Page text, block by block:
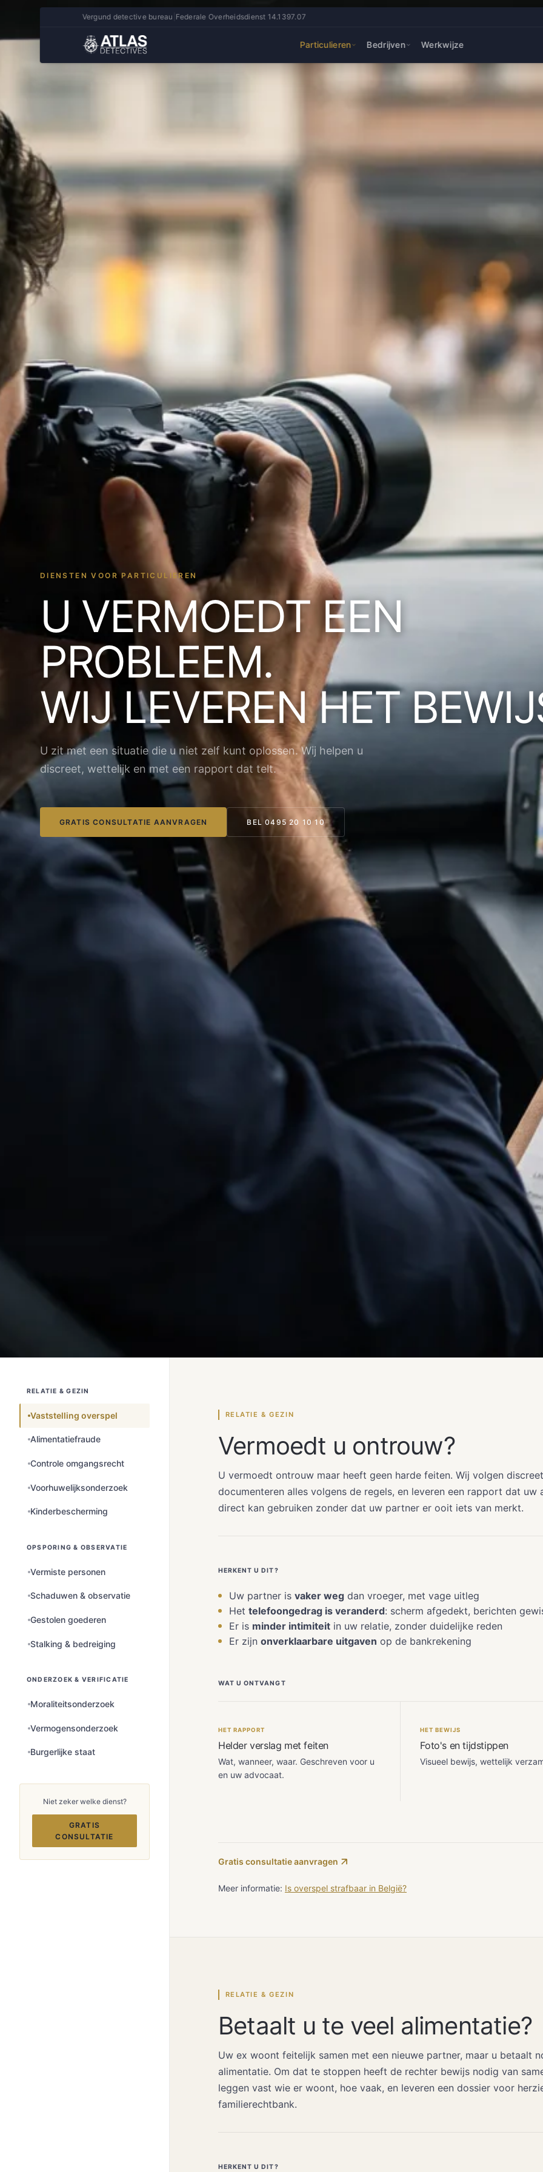
Vergund detective bureau Federale Overheidsdienst 14.1397.07
Particulieren Bedrijven Werkwijze
DIENSTEN VOOR PARTICULIEREN
U VERMOEDT EEN
PROBLEEM.
WIJ LEVEREN HET
U zit met een situatie die u niet zelf kunt oplossen. Wij helpen u
discreet, wettelijk en met een rapport dat telt.
GRATIS CONSULTATIE AANVRAGEN BEL 0495 20 10 10
RELATIE & GEZIN
Vaststelling overspel
Alimentatiefraude
Controle omgangsrecht
Voorhuwelijksonderzoek
Kinderbescherming
OPSPORING & OBSERVATIE
Vermiste personen
Schaduwen & observatie
Gestolen goederen
Stalking & bedreiging
ONDERZOEK & VERIFICATIE
Moraliteitsonderzoek
Vermogensonderzoek
Burgerlijke staat
Niet zeker welke dienst?
GRATIS
CONSULTATIE
RELATIE & GEZIN
Vermoedt u ontrouw?
U vermoedt ontrouw maar heeft geen harde feiten. Wij volgen
documenteren alles volgens de regels, en leveren een rapport dat uw
direct kan gebruiken zonder dat uw partner er ooit iets van merkt.
HERKENT U DIT?
Uw partner isvaker weg dan vroeger, met vage uitleg
Hettelefoongedrag is veranderd: scherm afgedekt, berichten
Er is minder intimiteit in uw relatie, zonder duidelijke reden
Er zijnonverklaarbare uitgaven op de bankrekening
WAT U ONTVANGT
HET RAPPORT
Helder verslag met feiten
Wat, wanneer, waar. Geschreven voor u
en uw advocaat.
HET BEWIJS
Foto's en tijdstippen
Visueel bewijs, wettelijk
Gratis consultatie aanvragen
Meer informatie: Is overspel strafbaar in België?
RELATIE & GEZIN
Betaalt u te veel alimentatie?
Uw ex woont feitelijk samen met een nieuwe partner, maar u betaalt
alimentatie. Om dat te stoppen heeft de rechter bewijs nodig van
leggen vast wie er woont, hoe vaak, en leveren een dossier voor
familierechtbank.
HERKENT U DIT?